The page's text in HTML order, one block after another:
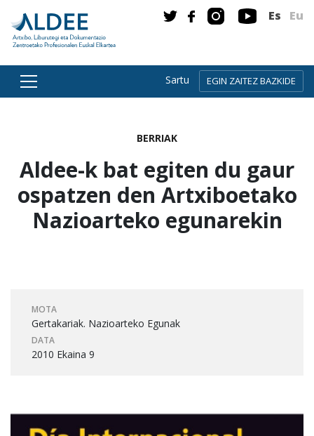
Es Eu
Sartu EGIN ZAITEZ BAZKIDE
BERRIAK
Aldee-k bat egiten du gaur
ospatzen den Artxiboetako
Nazioarteko egunarekin
MOTA
Gertakariak. Nazioarteko Egunak
DATA
2010 Ekaina 9